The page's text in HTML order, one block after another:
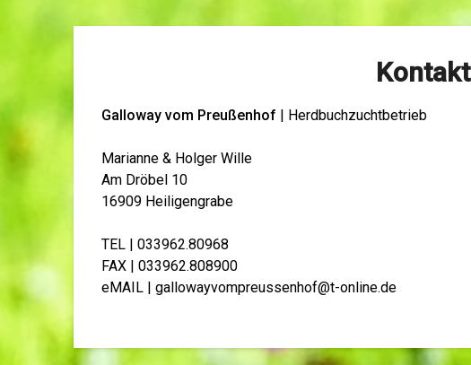
Kontakt
Galloway vom Preußenhof | Herdbuchzuchtbetrieb
Marianne & Holger Wille
Am Dröbel 10
16909 Heiligengrabe
TEL | 033962.80968
FAX | 033962.808900
eMAIL | gallowayvompreussenhof@t-online.de